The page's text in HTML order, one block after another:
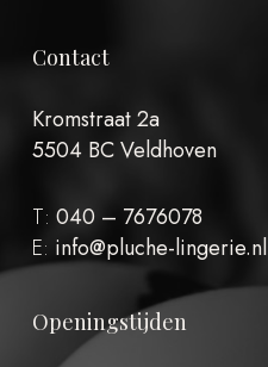
Contact
Kromstraat 2a
5504 BC Veldhoven
T: 040 – 7676078
E: info@pluche-lingerie.nl
Openingstijden